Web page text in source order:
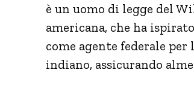
è un uomo di legge del
americana, che ha
come agente federale
indiano, assicurando